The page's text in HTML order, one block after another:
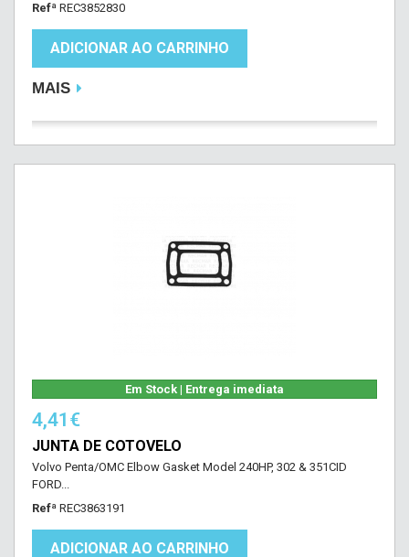
Refª REC3852830
ADICIONAR AO CARRINHO
MAIS
Em Stock | Entrega imediata
4,41€
JUNTA DE COTOVELO
Volvo Penta/OMC Elbow Gasket Model 240HP, 302 & 351CID
FORD...
Refª REC3863191
ADICIONAR AO CARRINHO